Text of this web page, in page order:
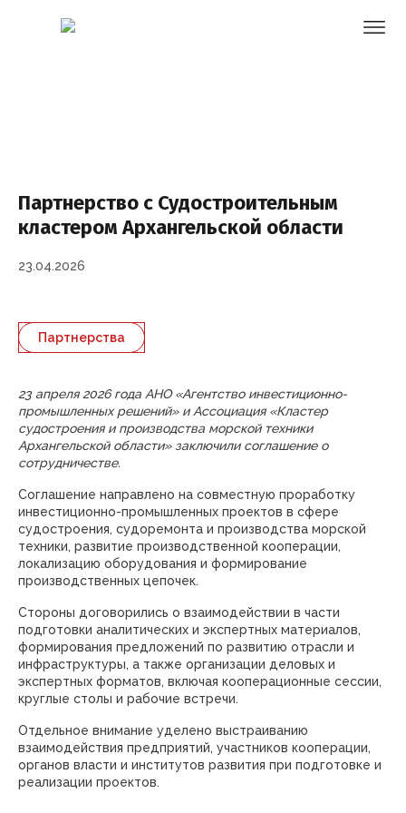
Партнерство с Судостроительным
кластером Архангельской области
23.04.2026
Партнерства
23 апреля 2026 года АНО «Агентство инвестиционно-
промышленных решений» и Ассоциация «Кластер
судостроения и производства морской техники
Архангельской области» заключили соглашение о
сотрудничестве.
Соглашение направлено на совместную проработку
инвестиционно-промышленных проектов в сфере
судостроения, судоремонта и производства морской
техники, развитие производственной кооперации,
локализацию оборудования и формирование
производственных цепочек.
Стороны договорились о взаимодействии в части
подготовки аналитических и экспертных материалов,
формирования предложений по развитию отрасли и
инфраструктуры, а также организации деловых и
экспертных форматов, включая кооперационные сессии,
круглые столы и рабочие встречи.
Отдельное внимание уделено выстраиванию
взаимодействия предприятий, участников кооперации,
органов власти и институтов развития при подготовке и
реализации проектов.